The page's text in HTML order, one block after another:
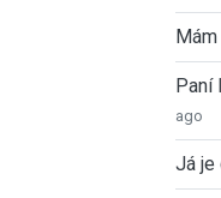
Paní
ago
Já je